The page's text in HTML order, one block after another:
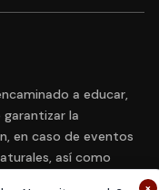
a educar,
la
en caso de eventos
así como